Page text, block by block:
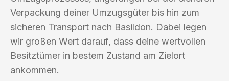
Verpackung deiner Umzugsgüter bis hin zum
sicheren Transport nach Basildon. Dabei legen
wir großen Wert darauf, dass deine wertvollen
Besitztümer in bestem Zustand am Zielort
ankommen.